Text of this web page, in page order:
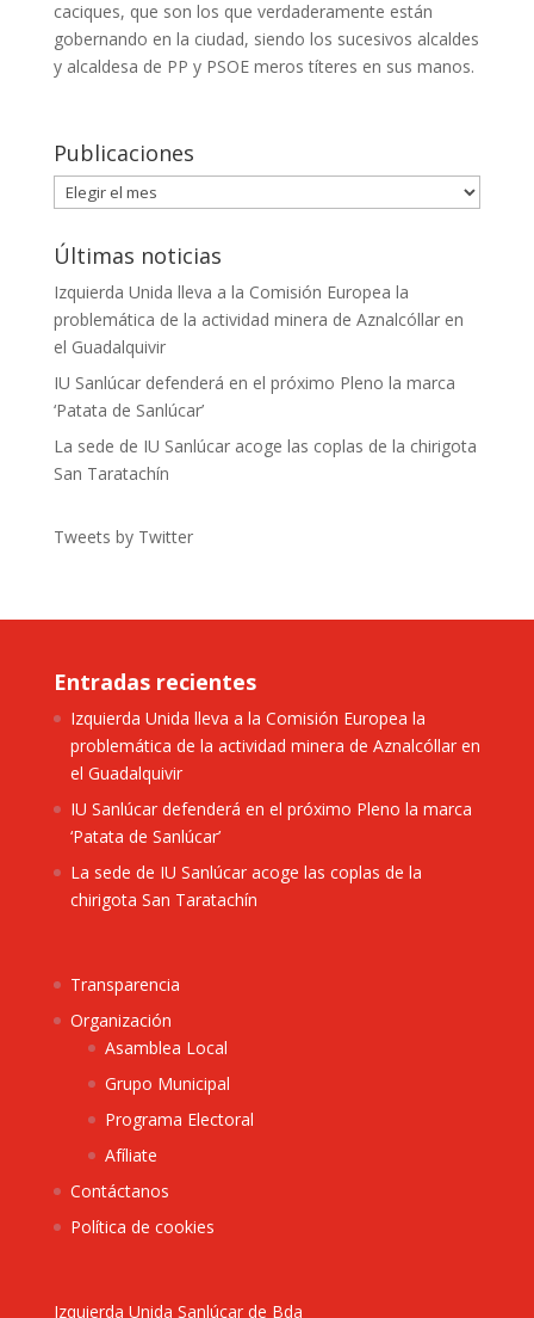
caciques, que son los que verdaderamente están
gobernando en la ciudad, siendo los sucesivos alcaldes
y alcaldesa de PP y PSOE meros títeres en sus manos.
Publicaciones
Publicaciones
Últimas noticias
Izquierda Unida lleva a la Comisión Europea la
problemática de la actividad minera de Aznalcóllar en
el Guadalquivir
IU Sanlúcar defenderá en el próximo Pleno la marca
‘Patata de Sanlúcar’
La sede de IU Sanlúcar acoge las coplas de la chirigota
San Taratachín
Tweets by Twitter
Entradas recientes
Izquierda Unida lleva a la Comisión Europea la
problemática de la actividad minera de Aznalcóllar en
el Guadalquivir
IU Sanlúcar defenderá en el próximo Pleno la marca
‘Patata de Sanlúcar’
La sede de IU Sanlúcar acoge las coplas de la
chirigota San Taratachín
Transparencia
Organización
Asamblea Local
Grupo Municipal
Programa Electoral
Afíliate
Contáctanos
Política de cookies
Izquierda Unida Sanlúcar de Bda